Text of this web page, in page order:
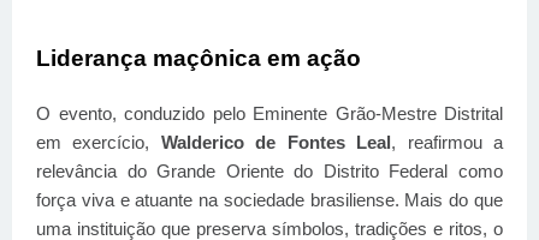
Liderança maçônica em ação
O evento, conduzido pelo Eminente Grão-Mestre Distrital
em exercício, Walderico de Fontes Leal, reafirmou a
relevância do Grande Oriente do Distrito Federal como
força viva e atuante na sociedade brasiliense. Mais do que
uma instituição que preserva símbolos, tradições e ritos, o